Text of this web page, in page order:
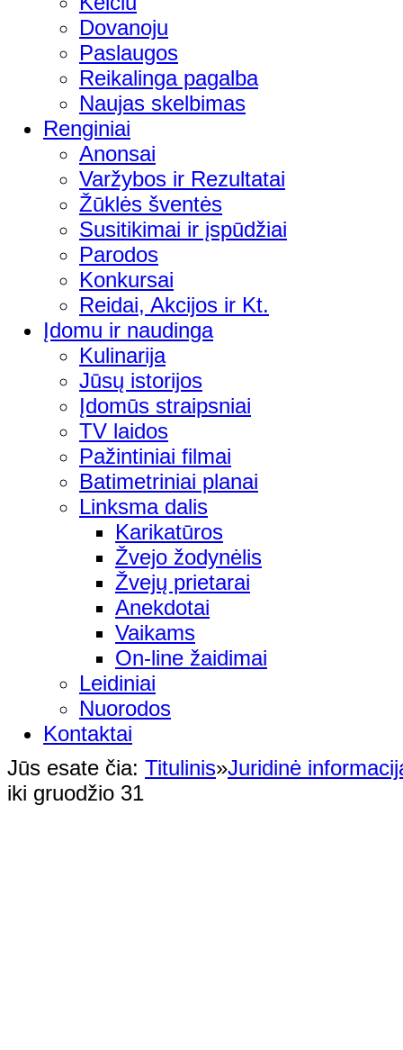
Dovanoju
Paslaugos
Reikalinga pagalba
Naujas skelbimas
Renginiai
Anonsai
Varžybos ir Rezultatai
Žūklės šventės
Susitikimai ir įspūdžiai
Parodos
Konkursai
Reidai, Akcijos ir Kt.
Įdomu ir naudinga
Kulinarija
Jūsų istorijos
Įdomūs straipsniai
TV laidos
Pažintiniai filmai
Batimetriniai planai
Linksma dalis
Karikatūros
Žvejo žodynėlis
Žvejų prietarai
Anekdotai
Vaikams
On-line žaidimai
Leidiniai
Nuorodos
Kontaktai
Jūs esate čia: Titulinis»Juridinė
iki gruodžio 31